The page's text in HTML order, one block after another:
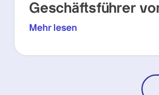
Geschäftsführer
Mehr lesen